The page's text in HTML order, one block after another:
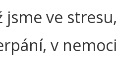
jsme ve
v